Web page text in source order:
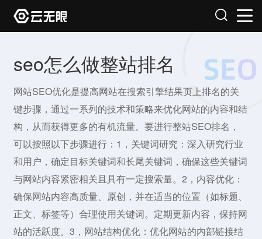
seo怎么做整站排名
网站SEO优化是提高网站在搜索引擎结果页上排名的关
键步骤，通过一系列的技术和策略来优化网站的内容和结
构，从而获得更多的有机流量。要进行整站SEO排名，
可以按照以下步骤进行：1，关键词研究：深入研究行业
和用户，确定目标关键词和长尾关键词，确保这些关键词
与网站内容紧密相关且具有一定搜索量。2，内容优化：
确保网站内容高质量、原创，并在适当的位置（如标题、
正文、标签等）合理使用关键词。定期更新内容，保持网
站的活跃度。3，网站结构优化：优化网站的内部链接结